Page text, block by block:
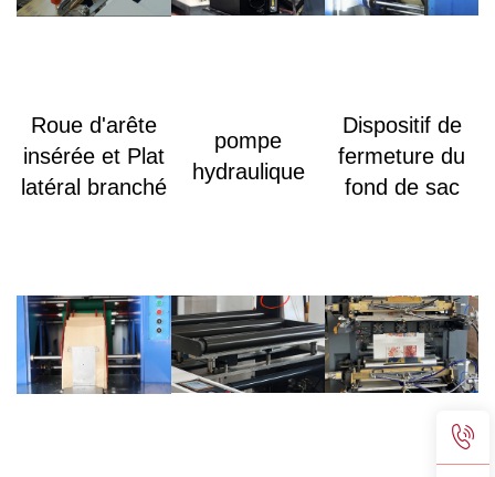
Roue d'arête
insérée et Plat
latéral branché
pompe
hydraulique
Dispositif de
fermeture du
fond de sac